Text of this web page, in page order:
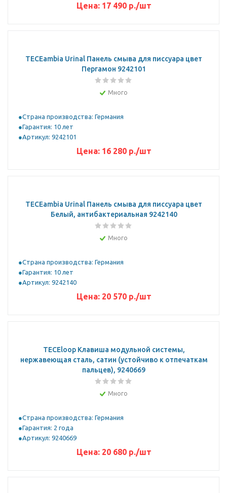
Цена: 17 490р./шт
TECEambia Urinal Панель смыва для писсуара цвет
Пергамон 9242101
Много
Страна производства: Германия
Гарантия: 10 лет
Артикул: 9242101
Цена: 16 280р./шт
TECEambia Urinal Панель смыва для писсуара цвет
Белый, антибактериальная 9242140
Много
Страна производства: Германия
Гарантия: 10 лет
Артикул: 9242140
Цена: 20 570р./шт
TECEloop Клавиша модульной системы,
нержавеющая сталь, сатин (устойчиво к отпечаткам
пальцев), 9240669
Много
Страна производства: Германия
Гарантия: 2 года
Артикул: 9240669
Цена: 20 680р./шт